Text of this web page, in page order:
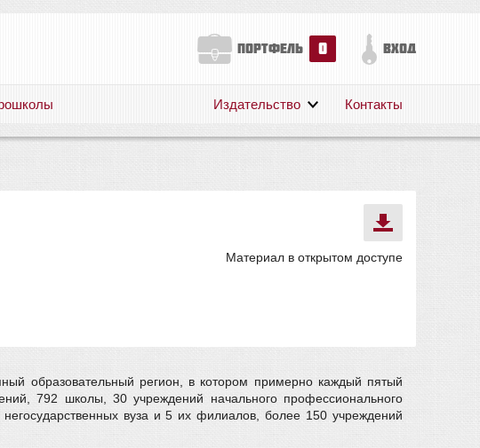
портфель 0 вход
О нас
Поддержка
Издательство Контакты
Материал в открытом доступе
образовательный регион, в котором примерно каждый пятый
792 школы, 30 учреждений начального профессионального
вуза и 5 их филиалов, более 150 учреждений